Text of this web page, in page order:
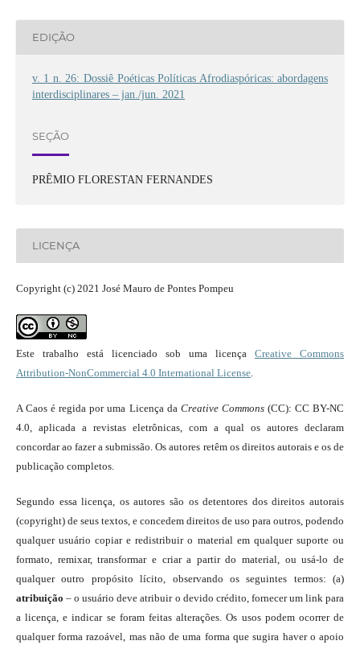
EDIÇÃO
v. 1 n. 26: Dossiê Poéticas Políticas Afrodiaspóricas: abordagens
interdisciplinares – jan./jun. 2021
SEÇÃO
PRÊMIO FLORESTAN FERNANDES
LICENÇA
Copyright (c) 2021 José Mauro de Pontes Pompeu
Este trabalho está licenciado sob uma licençaCreative Commons
Attribution-NonCommercial 4.0 International License.
A Caos é regida por uma Licença da Creative Commons(CC): CC BY-NC
4.0, aplicada a revistas eletrônicas, com a qual os autores declaram
concordar ao fazer a submissão. Os autores retêm os direitos autorais e os de
publicação completos.
Segundo essa licença, os autores são os detentores dos direitos autorais
(copyright) de seus textos, e concedem direitos de uso para outros, podendo
qualquer usuário copiar e redistribuir o material em qualquer suporte ou
formato, remixar, transformar e criar a partir do material, ou usá-lo de
qualquer outro propósito lícito, observando os seguintes termos: (a)
atribuição – o usuário deve atribuir o devido crédito, fornecer um link para
a licença, e indicar se foram feitas alterações. Os usos podem ocorrer de
qualquer forma razoável, mas não de uma forma que sugira haver o apoio